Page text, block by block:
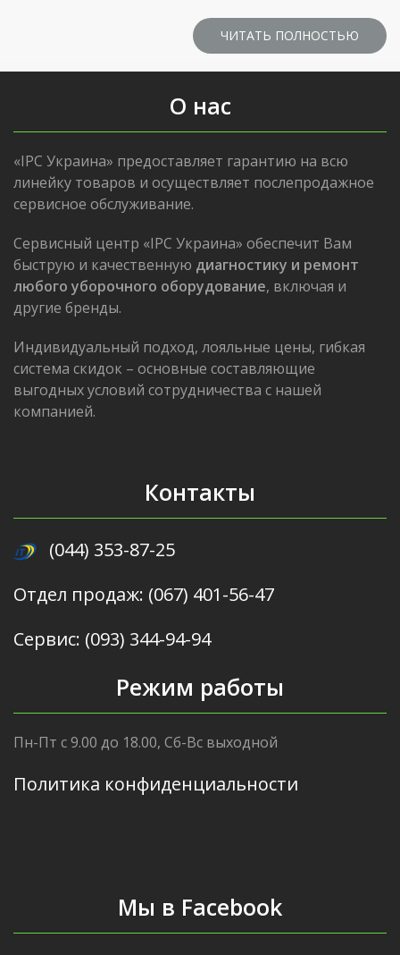
ЧИТАТЬ ПОЛНОСТЬЮ
О нас
«IPC Украина» предоставляет гарантию на всю
линейку товаров и осуществляет послепродажное
сервисное обслуживание.
Сервисный центр «IPC Украина» обеспечит Вам
быструю и качественную диагностику и ремонт
любого уборочного оборудование, включая и
другие бренды.
Индивидуальный подход, лояльные цены, гибкая
система скидок – основные составляющие
выгодных условий сотрудничества с нашей
компанией.
Контакты
(044) 353-87-25
Отдел продаж: (067) 401-56-47
Сервис: (093) 344-94-94
Режим работы
Пн-Пт с 9.00 до 18.00, Сб-Вс выходной
Политика конфиденциальности
Мы в Facebook